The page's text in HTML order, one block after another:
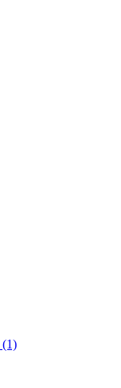
(1)